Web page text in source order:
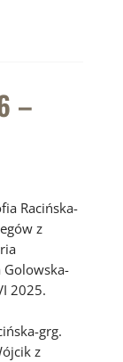
–
Racińska-
z
Golowska-
2025.
grg.
z